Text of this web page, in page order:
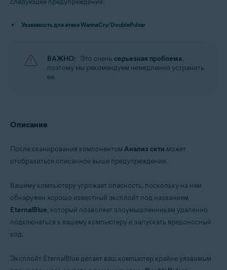
Microsoft Windows 8.x / Pro / Enterprise — 32- или 64-разрядная версия
Microsoft Windows 8 / Pro / Enterprise — 32- или 64-разрядная версия
Microsoft Windows 7 Home Basic / Home Premium / Professional /
следующее предупреждение:
Уязвимость для атаки WannaCry/DoublePulsar
ВАЖНО: Это очень серьезная проблема,
поэтому мы рекомендуем немедленно устранить
ее.
Описание
После сканирования компонентом Анализ сети может
отобразиться описанное выше предупреждение.
Вашему компьютеру угрожает опасность, поскольку на нем
обнаружен хорошо известный эксплойт под названием
EternalBlue, который позволяет злоумышленникам удаленно
подключаться к вашему компьютеру и запускать вредоносный
код.
Эксплойт EternalBlue делает ваш компьютер крайне уязвимым